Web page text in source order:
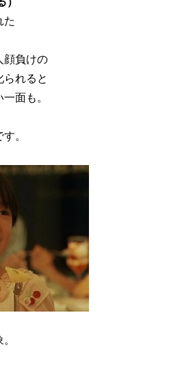
た
顔負けの
られると
面も。
。